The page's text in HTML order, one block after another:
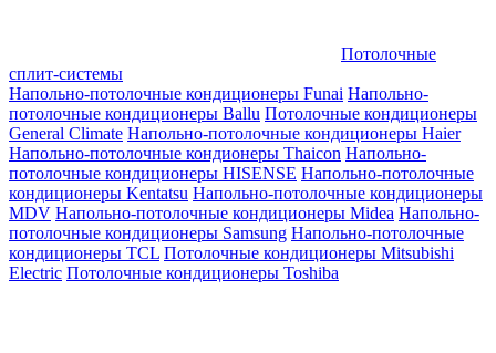
Потолочные
сплит-системы
Напольно-потолочные кондиционеры Funai Напольно-
потолочные кондиционеры Ballu Потолочные кондиционеры
General Climate Напольно-потолочные кондиционеры Haier
Напольно-потолочные кондионеры Thaicon Напольно-
потолочные кондиционеры HISENSE Напольно-потолочные
кондиционеры Kentatsu Напольно-потолочные кондиционеры
MDV Напольно-потолочные кондиционеры Midea Напольно-
потолочные кондиционеры Samsung Напольно-потолочные
кондиционеры TCL Потолочные кондиционеры Mitsubishi
Electric Потолочные кондиционеры Toshiba